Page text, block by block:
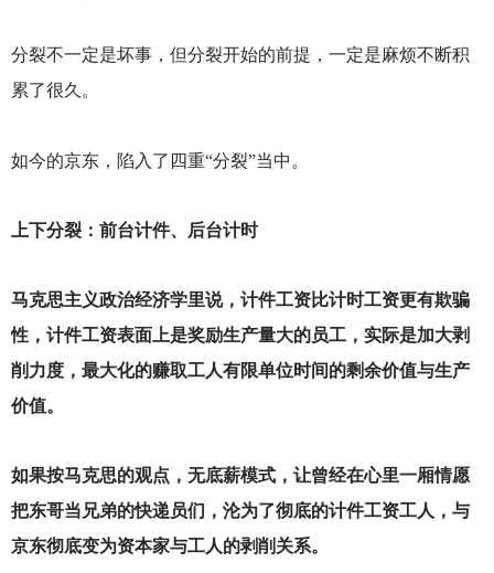
分裂不一定是坏事，但分裂开始的前提，一定是麻烦不断积
累了很久。
如今的京东，陷入了四重“分裂”当中。
上下分裂：前台计件、后台计时
马克思主义政治经济学里说，计件工资比计时工资更有欺骗
性，计件工资表面上是奖励生产量大的员工，实际是加大剥
削力度，最大化的赚取工人有限单位时间的剩余价值与生产
价值。
如果按马克思的观点，无底薪模式，让曾经在心里一厢情愿
把东哥当兄弟的快递员们，沦为了彻底的计件工资工人，与
京东彻底变为资本家与工人的剥削关系。